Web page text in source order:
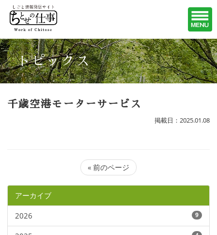
トピックス
千歳空港モーターサービス
掲載日：2025.01.08
« 前のページ
アーカイブ
2026 9